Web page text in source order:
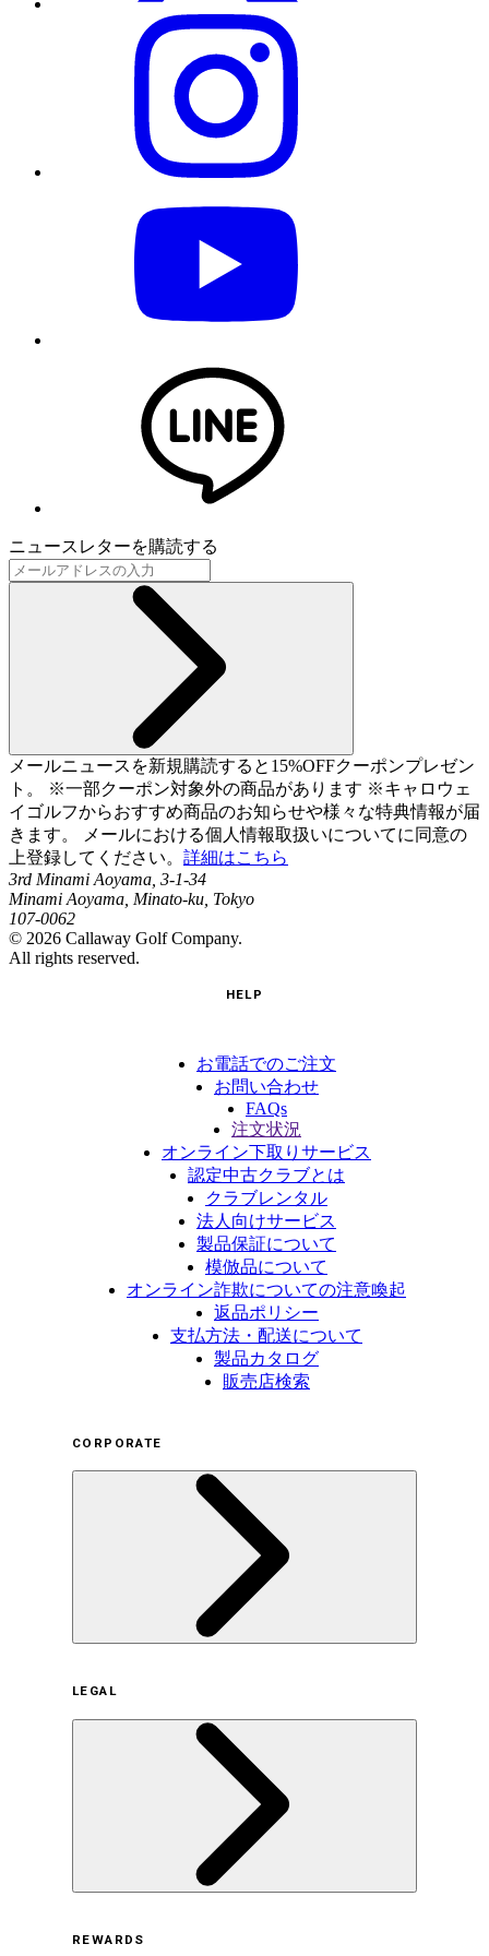
ニュースレターを購読する
メールニュースを新規購読すると15%OFFクーポンプレゼン
ト。 ※一部クーポン対象外の商品があります ※キャロウェ
イゴルフからおすすめ商品のお知らせや様々な特典情報が届
きます。 メールにおける個人情報取扱いについてに同意の
上登録してください。 詳細はこちら
3rd Minami Aoyama, 3-1-34
Minami Aoyama, Minato-ku, Tokyo
107-0062
© 2026 Callaway Golf Company.
All rights reserved.
HELP
お電話でのご注文
お問い合わせ
FAQs
注文状況
オンライン下取りサービス
認定中古クラブとは
クラブレンタル
法人向けサービス
製品保証について
模倣品について
オンライン詐欺についての注意喚起
返品ポリシー
支払方法・配送について
製品カタログ
販売店検索
CORPORATE
サステナビリティの取り組み（日本）
サステナビリティの取り組み（米国/英語）
ヒストリー
採用情報
LEGAL
REWARDS